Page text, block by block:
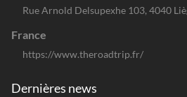
Rue Arnold Delsupexhe 103, 4040
France
https://www.theroadtrip.fr/
Dernières news